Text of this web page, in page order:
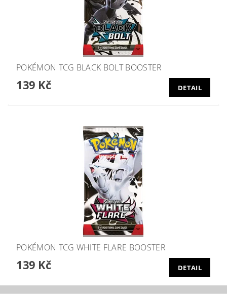
POKÉMON TCG BLACK BOLT BOOSTER
139 Kč DETAIL
POKÉMON TCG WHITE FLARE BOOSTER
139 Kč DETAIL